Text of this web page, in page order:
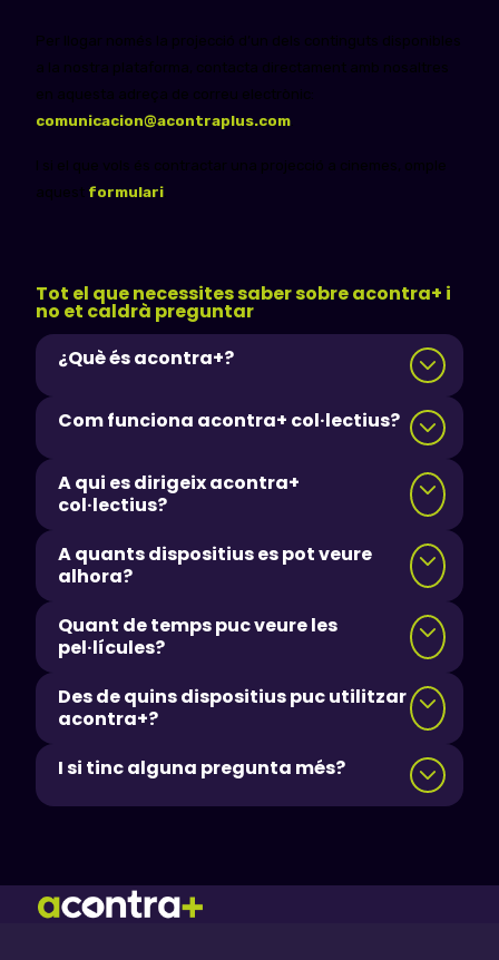
Per llogar només la projecció d’un dels continguts disponibles
a la nostra plataforma, contacta directament amb nosaltres
en aquesta adreça de correu electrònic:
comunicacion@acontraplus.com
I si el que vols és contractar una projecció a cinemes, omple
aquest formulari
Tot el que necessites saber sobre acontra+ i
no et caldrà preguntar
¿Què és acontra+?
Com funciona acontra+ col·lectius?
A qui es dirigeix acontra+
col·lectius?
A quants dispositius es pot veure
alhora?
Quant de temps puc veure les
pel·lícules?
Des de quins dispositius puc utilitzar
acontra+?
I si tinc alguna pregunta més?